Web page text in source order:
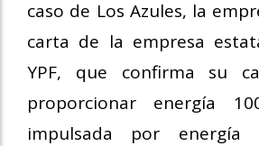
caso de Los Azules, la
carta de la empresa
YPF, que confirma su
proporcionar energía
impulsada por energía